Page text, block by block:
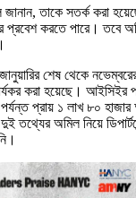
জানান, তাকে সতর্ক করা
প্রবেশ করতে পারে। তবে
শেষ থেকে
করা হয়েছে।
প্রায় ১ লাখ ৮০ হাজার
তথ্যের অমিল নিয়ে